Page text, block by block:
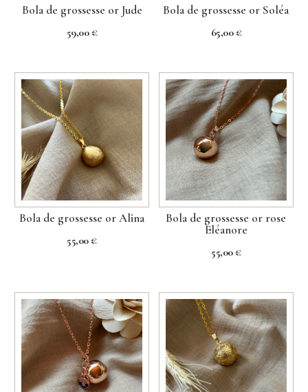
Bola de grossesse or Jude
59,00€
Bola de grossesse or Soléa
65,00€
Bola de grossesse or Alina
55,00€
Bola de grossesse or rose
Eléanore
55,00€